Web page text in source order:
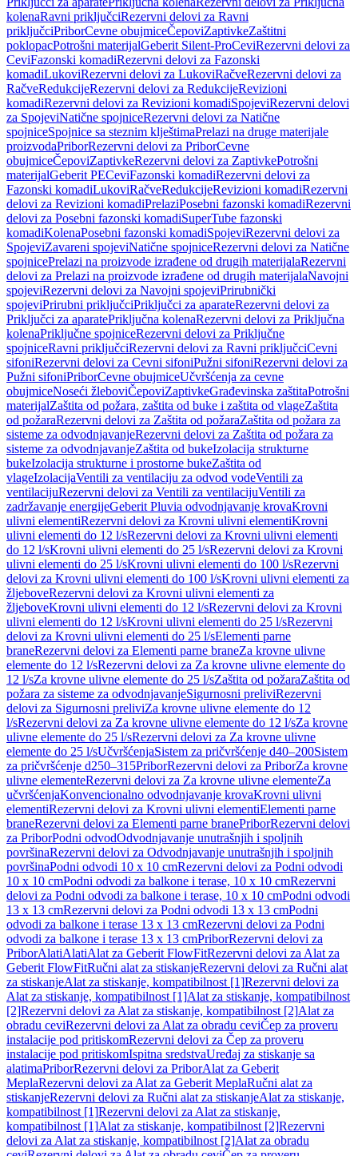
kolenaRavni priključciRezervni delovi za Ravni
priključciPriborCevne obujmiceČepoviZaptivkeZaštitni
poklopacPotrošni materijalGeberit Silent-ProCeviRezervni delovi za
CeviFazonski komadiRezervni delovi za Fazonski
komadiLukoviRezervni delovi za LukoviRačveRezervni delovi za
RačveRedukcijeRezervni delovi za RedukcijeRevizioni
komadiRezervni delovi za Revizioni komadiSpojeviRezervni delovi
za SpojeviNatične spojniceRezervni delovi za Natične
spojniceSpojnice sa steznim klještimaPrelazi na druge materijale
proizvodaPriborRezervni delovi za PriborCevne
obujmiceČepoviZaptivkeRezervni delovi za ZaptivkePotrošni
materijalGeberit PECeviFazonski komadiRezervni delovi za
Fazonski komadiLukoviRačveRedukcijeRevizioni komadiRezervni
delovi za Revizioni komadiPrelaziPosebni fazonski komadiRezervni
delovi za Posebni fazonski komadiSuperTube fazonski
komadiKolenaPosebni fazonski komadiSpojeviRezervni delovi za
SpojeviZavareni spojeviNatične spojniceRezervni delovi za Natične
spojnicePrelazi na proizvode izrađene od drugih materijalaRezervni
delovi za Prelazi na proizvode izrađene od drugih materijalaNavojni
spojeviRezervni delovi za Navojni spojeviPrirubnički
spojeviPrirubni priključciPriključci za aparateRezervni delovi za
Priključci za aparatePriključna kolenaRezervni delovi za Priključna
kolenaPriključne spojniceRezervni delovi za Priključne
spojniceRavni priključciRezervni delovi za Ravni priključciCevni
sifoniRezervni delovi za Cevni sifoniPužni sifoniRezervni delovi za
Pužni sifoniPriborCevne obujmiceUčvršćenja za cevne
obujmiceNoseći žleboviČepoviZaptivkeGrađevinska zaštitaPotrošni
materijalZaštita od požara, zaštita od buke i zaštita od vlageZaštita
od požaraRezervni delovi za Zaštita od požaraZaštita od požara za
sisteme za odvodnjavanjeRezervni delovi za Zaštita od požara za
sisteme za odvodnjavanjeZaštita od bukeIzolacija strukturne
bukeIzolacija strukturne i prostorne bukeZaštita od
vlageIzolacijaVentili za ventilaciju za odvod vodeVentili za
ventilacijuRezervni delovi za Ventili za ventilacijuVentili za
zadržavanje energijeGeberit Pluvia odvodnjavanje krovaKrovni
ulivni elementiRezervni delovi za Krovni ulivni elementiKrovni
ulivni elementi do 12 l/sRezervni delovi za Krovni ulivni elementi
do 12 l/sKrovni ulivni elementi do 25 l/sRezervni delovi za Krovni
ulivni elementi do 25 l/sKrovni ulivni elementi do 100 l/sRezervni
delovi za Krovni ulivni elementi do 100 l/sKrovni ulivni elementi za
žljeboveRezervni delovi za Krovni ulivni elementi za
žljeboveKrovni ulivni elementi do 12 l/sRezervni delovi za Krovni
ulivni elementi do 12 l/sKrovni ulivni elementi do 25 l/sRezervni
delovi za Krovni ulivni elementi do 25 l/sElementi parne
braneRezervni delovi za Elementi parne braneZa krovne ulivne
elemente do 12 l/sRezervni delovi za Za krovne ulivne elemente do
12 l/sZa krovne ulivne elemente do 25 l/sZaštita od požaraZaštita od
požara za sisteme za odvodnjavanjeSigurnosni preliviRezervni
delovi za Sigurnosni preliviZa krovne ulivne elemente do 12
l/sRezervni delovi za Za krovne ulivne elemente do 12 l/sZa krovne
ulivne elemente do 25 l/sRezervni delovi za Za krovne ulivne
elemente do 25 l/sUčvršćenjaSistem za pričvršćenje d40–200Sistem
za pričvršćenje d250–315PriborRezervni delovi za PriborZa krovne
ulivne elementeRezervni delovi za Za krovne ulivne elementeZa
učvršćenjaKonvencionalno odvodnjavanje krovaKrovni ulivni
elementiRezervni delovi za Krovni ulivni elementiElementi parne
braneRezervni delovi za Elementi parne branePriborRezervni delovi
za PriborPodni odvodOdvodnjavanje unutrašnjih i spoljnih
površinaRezervni delovi za Odvodnjavanje unutrašnjih i spoljnih
površinaPodni odvodi 10 x 10 cmRezervni delovi za Podni odvodi
10 x 10 cmPodni odvodi za balkone i terase, 10 x 10 cmRezervni
delovi za Podni odvodi za balkone i terase, 10 x 10 cmPodni odvodi
13 x 13 cmRezervni delovi za Podni odvodi 13 x 13 cmPodni
odvodi za balkone i terase 13 x 13 cmRezervni delovi za Podni
odvodi za balkone i terase 13 x 13 cmPriborRezervni delovi za
PriborAlatiAlatiAlat za Geberit FlowFitRezervni delovi za Alat za
Geberit FlowFitRučni alat za stiskanjeRezervni delovi za Ručni alat
za stiskanjeAlat za stiskanje, kompatibilnost [1]Rezervni delovi za
Alat za stiskanje, kompatibilnost [1]Alat za stiskanje, kompatibilnost
[2]Rezervni delovi za Alat za stiskanje, kompatibilnost [2]Alat za
obradu ceviRezervni delovi za Alat za obradu ceviČep za proveru
instalacije pod pritiskomRezervni delovi za Čep za proveru
instalacije pod pritiskomIspitna sredstvaUređaj za stiskanje sa
alatimaPriborRezervni delovi za PriborAlat za Geberit
MeplaRezervni delovi za Alat za Geberit MeplaRučni alat za
stiskanjeRezervni delovi za Ručni alat za stiskanjeAlat za stiskanje,
kompatibilnost [1]Rezervni delovi za Alat za stiskanje,
kompatibilnost [1]Alat za stiskanje, kompatibilnost [2]Rezervni
delovi za Alat za stiskanje, kompatibilnost [2]Alat za obradu